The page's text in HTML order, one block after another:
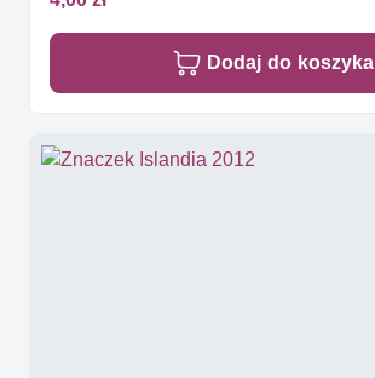
Dodaj do koszyka